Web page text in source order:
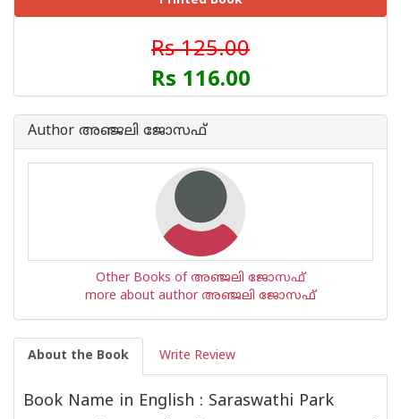
Rs 125.00
Rs 116.00
Author അഞ്ജലി ജോസഫ്
Other Books of അഞ്ജലി ജോസഫ്
more about author അഞ്ജലി ജോസഫ്
About the Book Write Review
Book Name in English : Saraswathi Park